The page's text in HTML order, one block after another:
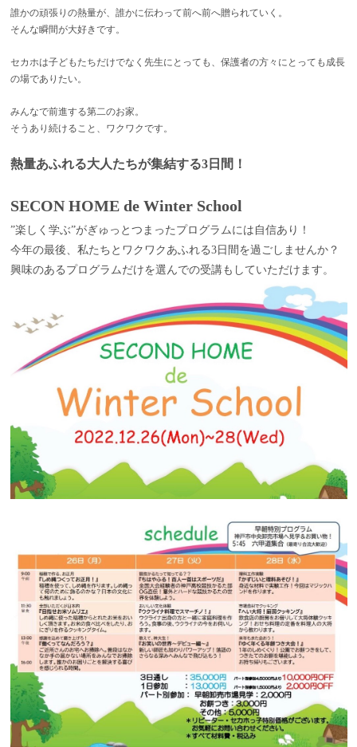
誰かの頑張りの熱量が、誰かに伝わって前へ前へ贈られていく。
そんな瞬間が大好きです。
セカホは子どもたちだけでなく先生にとっても、保護者の方々にとっても成長
の場でありたい。
みんなで前進する第二のお家。
そうあり続けること、ワクワクです。
熱量あふれる大人たちが集結する3日間！
SECON HOME de Winter School
”楽しく学ぶ”がぎゅっとつまったプログラムには自信あり！
今年の最後、私たちとワクワクあふれる3日間を過ごしませんか？
興味のあるプログラムだけを選んでの受講もしていただけます。